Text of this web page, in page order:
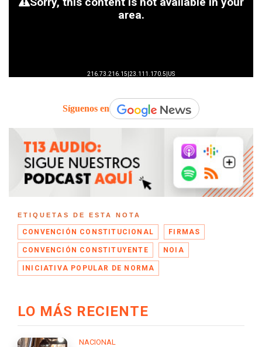
Síguenos en
ETIQUETAS DE ESTA NOTA
CONVENCIÓN CONSTITUCIONAL FIRMAS
CONVENCIÓN CONSTITUYENTE NOIA
INICIATIVA POPULAR DE NORMA
LO MÁS RECIENTE
NACIONAL